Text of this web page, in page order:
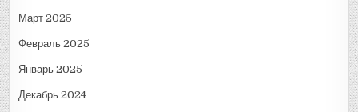
Март 2025
Февраль 2025
Январь 2025
Декабрь 2024